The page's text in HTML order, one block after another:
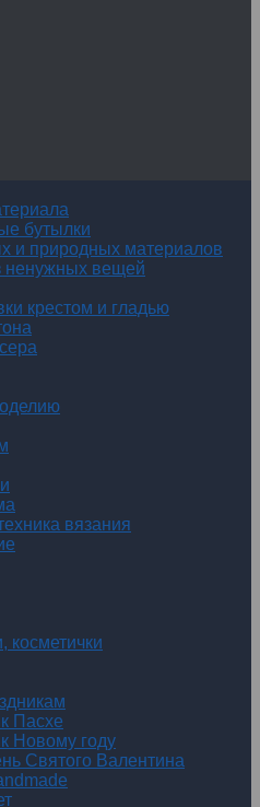
бутылки
и природных материалов
ненужных вещей
крестом и гладью
вязания
косметички
Пасхе
Новому году
Святого Валентина